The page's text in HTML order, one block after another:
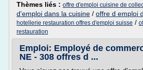
Thèmes liés : offre d'emploi cuisine de
d'emploi dans la cuisine / offre d emploi
hotellerie restauration offres d'emploi suisse /
restauration
Emploi: Employé de
NE - 308 offres d ...